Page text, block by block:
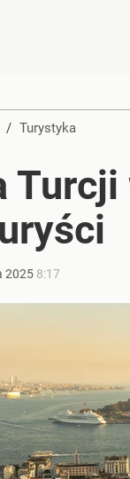
Samoloty
w sprawie
/ Turystyka
Turcji
2025 8:17